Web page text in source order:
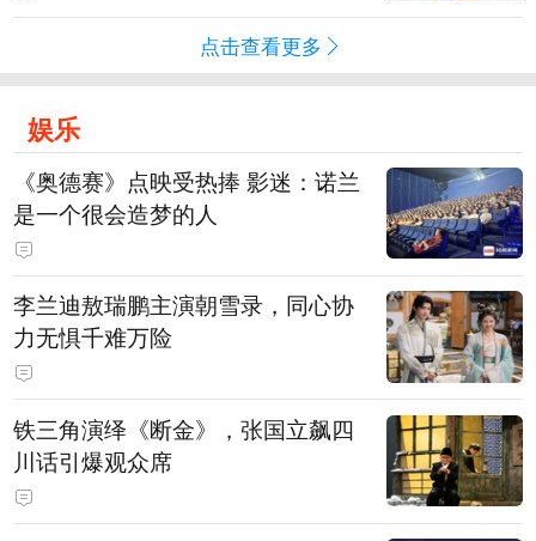
点击查看更多
娱乐
《奥德赛》点映受热捧 影迷：诺兰
是一个很会造梦的人
李兰迪敖瑞鹏主演朝雪录，同心协
力无惧千难万险
铁三角演绎《断金》，张国立飙四
川话引爆观众席